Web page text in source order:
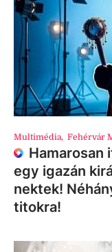
Multimédia, Fehérvár
Hamarosan
egy igazán
nektek!
titokra!